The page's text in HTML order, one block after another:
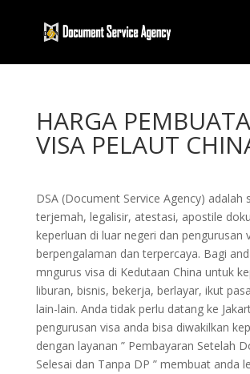
HARGA
VISA PELAUT
DSA (Document Service Agency) adalah
terjemah, legalisir, atestasi, apostile
keperluan di luar negeri dan pengurusan
berpengalaman dan terpercaya. Bagi
mngurus visa di Kedutaan China untuk
liburan, bisnis, bekerja, berlayar, ikut
lain-lain. Anda tidak perlu datang ke
pengurusan visa anda bisa diwakilkan
dengan layanan ” Pembayaran Setelah
Selesai dan Tanpa DP ” membuat anda